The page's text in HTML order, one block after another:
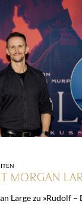
MORGAN
Large zu »Rudolf –